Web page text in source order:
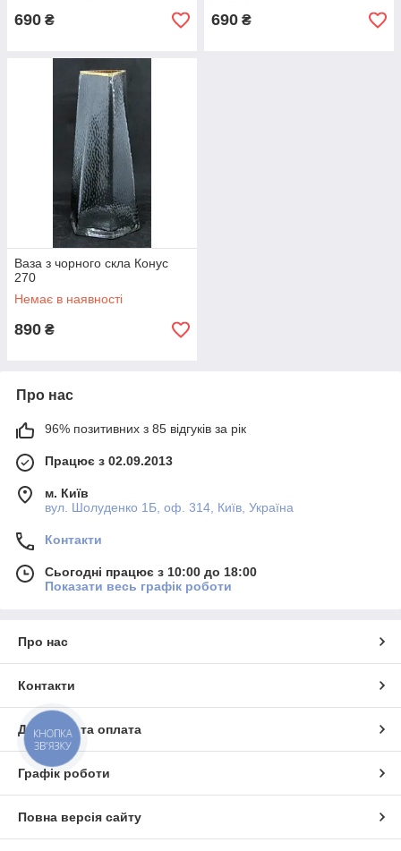
690 ₴ 690 ₴
Ваза з чорного скла Конус
270
Немає в наявності
890 ₴
Про нас
96% позитивних з 85 відгуків за рік
Працює з 02.09.2013
м. Київ
вул. Шолуденко 1Б, оф. 314, Київ, Україна
Контакти
Сьогодні працює з 10:00 до 18:00
Показати весь графік роботи
Про нас
Контакти
Доставка та оплата
Графік роботи
Повна версія сайту
КНОПКА
ЗВ'ЯЗКУ